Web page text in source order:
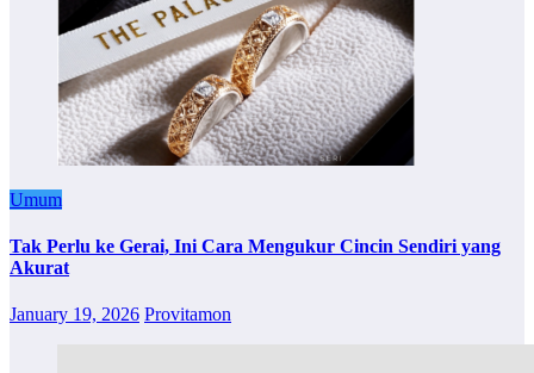
Umum
Tak Perlu ke Gerai, Ini Cara Mengukur Cincin Sendiri yang
Akurat
January 19, 2026 Provitamon